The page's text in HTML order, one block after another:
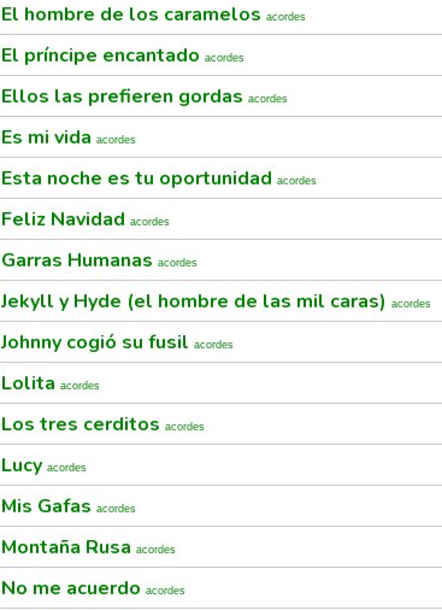
El hombre de los caramelos acordes
El príncipe encantado acordes
Ellos las prefieren gordas acordes
Es mi vida acordes
Esta noche es tu oportunidad acordes
Feliz Navidad acordes
Garras Humanas acordes
Jekyll y Hyde (el hombre de las mil caras) acordes
Johnny cogió su fusil acordes
Lolita acordes
Los tres cerditos acordes
Lucy acordes
Mis Gafas acordes
Montaña Rusa acordes
No me acuerdo acordes